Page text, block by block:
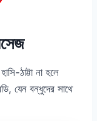
ঠাট্টা না হলে
যেন বন্ধুদের সাথে